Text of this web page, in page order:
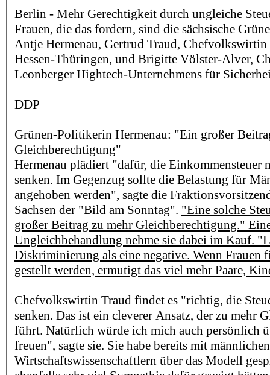
Berlin - Mehr Gerechtigkeit durch ungleiche
Frauen, die das fordern, sind die sächsische
Antje Hermenau, Gertrud Traud, Chefvolkswirtin
Hessen-Thüringen, und Brigitte Völster-Alver,
Leonberger Hightech-Unternehmens für
DDP
Grünen-Politikerin Hermenau: "Ein großer
Gleichberechtigung"
Hermenau plädiert "dafür, die Einkommensteuer
senken. Im Gegenzug sollte die Belastung für
angehoben werden", sagte die
Sachsen der "Bild am Sonntag". "Eine solche
großer Beitrag zu mehr Gleichberechtigung."
Ungleichbehandlung nehme sie dabei im Kauf.
Diskriminierung als eine negative. Wenn Frauen
gestellt werden, ermutigt das viel mehr Paare,
Chefvolkswirtin Traud findet es "richtig, die
senken. Das ist ein cleverer Ansatz, der zu mehr
führt. Natürlich würde ich mich auch persönlich
freuen", sagte sie. Sie habe bereits mit männlichen
Wirtschaftswissenschaftlern über das Modell